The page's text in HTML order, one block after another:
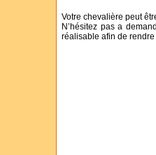
Votre chevalière peut
N’hésitez pas a
réalisable afin de